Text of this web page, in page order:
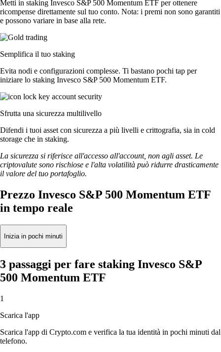
Metti in staking Invesco S&P 500 Momentum ETF per ottenere
ricompense direttamente sul tuo conto. Nota: i premi non sono garantiti
e possono variare in base alla rete.
Semplifica il tuo staking
Evita nodi e configurazioni complesse. Ti bastano pochi tap per
iniziare lo staking Invesco S&P 500 Momentum ETF.
Sfrutta una sicurezza multilivello
Difendi i tuoi asset con sicurezza a più livelli e crittografia, sia in cold
storage che in staking.
La sicurezza si riferisce all'accesso all'account, non agli asset. Le
criptovalute sono rischiose e l'alta volatilità può ridurre drasticamente
il valore del tuo portafoglio.
Prezzo Invesco S&P 500 Momentum ETF
in tempo reale
Inizia in pochi minuti
3 passaggi per fare staking Invesco S&P
500 Momentum ETF
1
Scarica l'app
Scarica l'app di Crypto.com e verifica la tua identità in pochi minuti dal
telefono.